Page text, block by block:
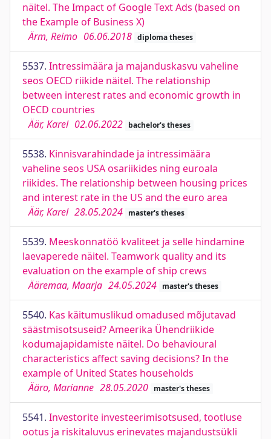
näitel. The Impact of Google Text Ads (based on
the Example of Business X)
Ärm, Reimo 06.06.2018 diploma theses
5537. Intressimäära ja majanduskasvu vaheline
seos OECD riikide näitel. The relationship
between interest rates and economic growth in
OECD countries
Äär, Karel 02.06.2022 bachelor's theses
5538. Kinnisvarahindade ja intressimäära
vaheline seos USA osariikides ning euroala
riikides. The relationship between housing prices
and interest rate in the US and the euro area
Äär, Karel 28.05.2024 master's theses
5539. Meeskonnatöö kvaliteet ja selle hindamine
laevaperede näitel. Teamwork quality and its
evaluation on the example of ship crews
Ääremaa, Maarja 24.05.2024 master's theses
5540. Kas käitumuslikud omadused mõjutavad
säästmisotsuseid? Ameerika Ühendriikide
kodumajapidamiste näitel. Do behavioural
characteristics affect saving decisions? In the
example of United States households
Ääro, Marianne 28.05.2020 master's theses
5541. Investorite investeerimisotsused, tootluse
ootus ja riskitaluvus erinevates majandustsükli